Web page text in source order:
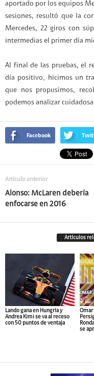
aportado por los equipos
sesiones, resultó que la
Mercedes, 22 giros con
intermedias el primer día
Al final de las pruebas, el
día positivo, hicimos un
que nos propusimos,
podemos analizar
Facebook
Artículo anterior
Alonso: McLaren debería
enfocarse en 2016
Artículos
Lando gana en Hungría y
Andrea Kimi se va al receso
con 50 puntos de ventaja
se